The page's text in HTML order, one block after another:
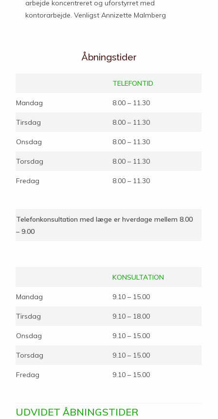
arbejde koncentreret og uforstyrret med
kontorarbejde. Venligst Annizette Malmberg
Åbningstider
TELEFONTID
Mandag 8.00 – 11.30
Tirsdag 8.00 – 11.30
Onsdag 8.00 – 11.30
Torsdag 8.00 – 11.30
Fredag 8.00 – 11.30
Telefonkonsultation med læge er hverdage mellem 8.00
– 9.00
KONSULTATION
Mandag 9.10 – 15.00
Tirsdag 9.10 – 18.00
Onsdag 9.10 – 15.00
Torsdag 9.10 – 15.00
Fredag 9.10 – 15.00
UDVIDET ÅBNINGSTIDER